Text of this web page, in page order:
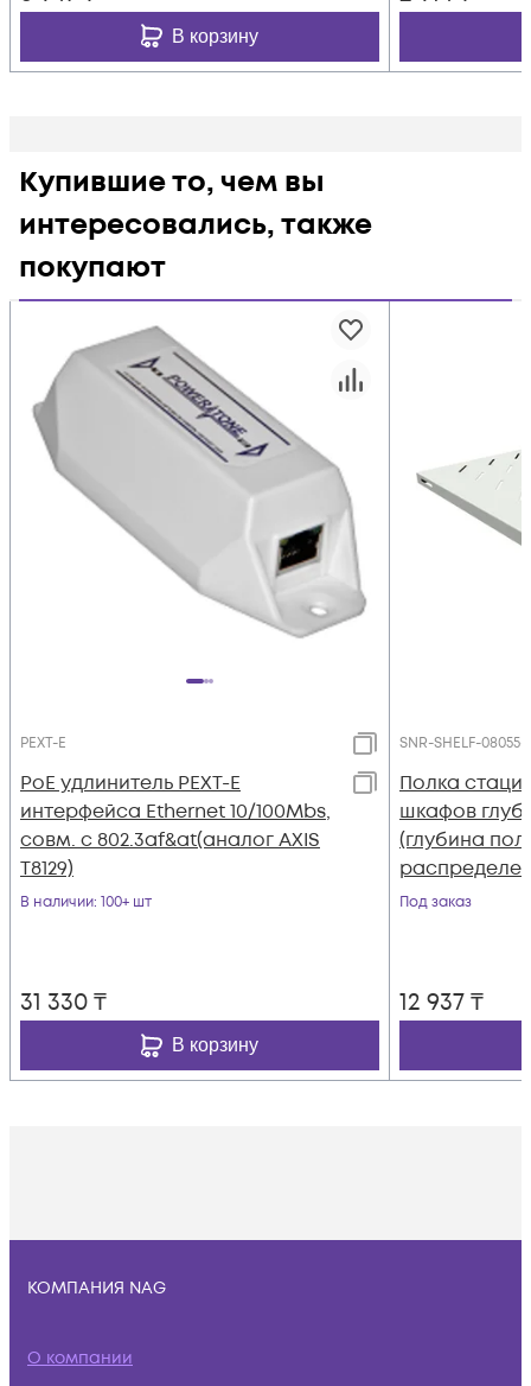
В корзину
Купившие то, чем вы
интересовались, также
покупают
PEXT-E
PoE удлинитель PEXT-E
интерфейса Ethernet 10/100Mbs,
совм. с 802.3af&at(аналог AXIS
T8129)
В наличии: 100+ шт
31 330₸
В корзину
SNR-SHELF-08055-
Полка
шкафов
(глубина
цвет-серый
Под заказ
12 937₸
КОМПАНИЯ NAG
О компании